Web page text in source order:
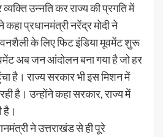
उन्नति कर राज्य की प्रगति में
कहा प्रधानमंत्री नरेंद्र मोदी ने
के लिए फिट इंडिया मूवमेंट शुरू
अब जन आंदोलन बना गया है जो हर
है। राज्य सरकार भी इस मिशन में
है। उन्होंने कहा सरकार, राज्य में
है।
ने उत्तराखंड से ही पूरे